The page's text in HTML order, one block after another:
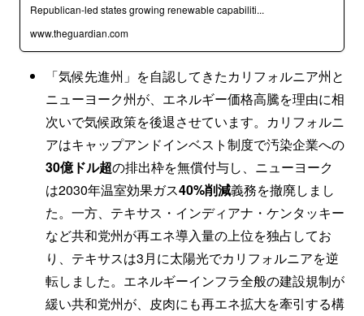
Republican-led states growing renewable capabiliti...
www.theguardian.com
「気候先進州」を自認してきたカリフォルニア州と
ニューヨーク州が、エネルギー価格高騰を理由に相
次いで気候政策を後退させています。カリフォルニ
アはキャップアンドインベスト制度で汚染企業への
30億ドル超の排出枠を無償付与し、ニューヨーク
は2030年温室効果ガス40%削減義務を撤廃しまし
た。一方、テキサス・インディアナ・ケンタッキー
など共和党州が再エネ導入量の上位を独占してお
り、テキサスは3月に太陽光でカリフォルニアを逆
転しました。エネルギーインフラ全般の建設規制が
緩い共和党州が、皮肉にも再エネ拡大を牽引する構